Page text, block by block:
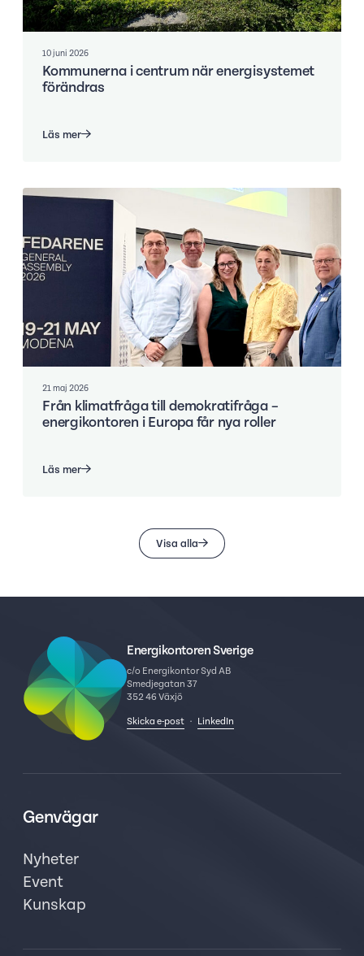
10 juni 2026
Kommunerna i centrum när energisystemet
förändras
Läs mer
21 maj 2026
Från klimatfråga till demokratifråga –
energikontoren i Europa får nya roller
Läs mer
Visa alla
Energikontoren Sverige
c/o Energikontor Syd AB
Smedjegatan 37
352 46 Växjö
Skicka e-post · LinkedIn
Genvägar
Nyheter
Event
Kunskap